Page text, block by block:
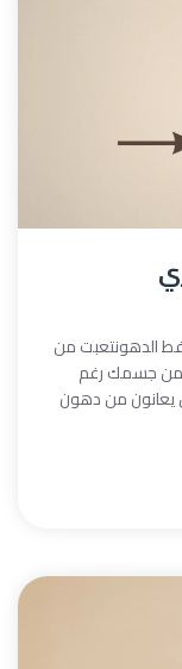
الدهونتعبت من
من جسمك رغم
يعانون من دهون